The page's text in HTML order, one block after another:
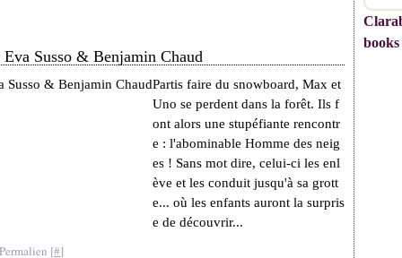
Susso & Benjamin Chaud
Partis faire du snowboard, Max et
Uno se perdent dans la forêt. Ils f
ont alors une stupéfiante rencontr
e : l'abominable Homme des neig
es ! Sans mot dire, celui-ci les enl
ève et les conduit jusqu'à sa grott
e... où les enfants auront la surpris
e de découvrir...
[#]
books